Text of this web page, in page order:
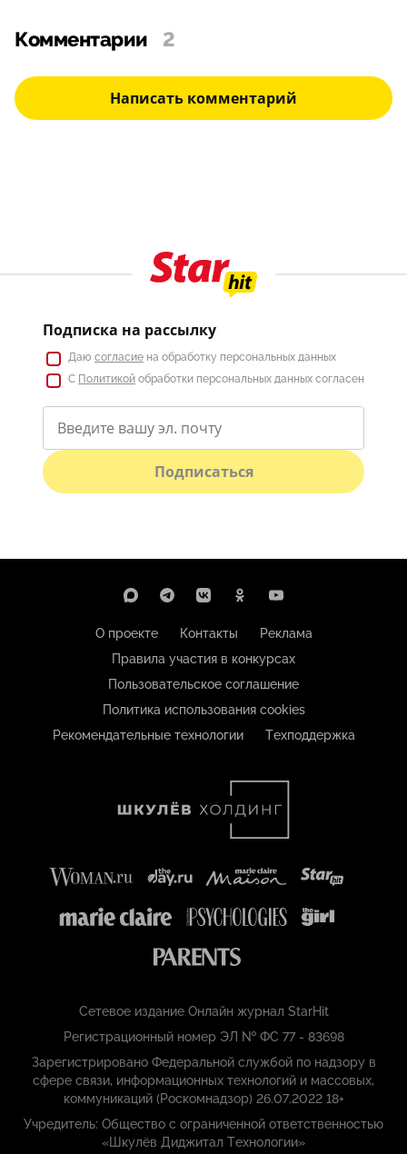
Комментарии 2
Написать комментарий
Подписка на рассылку
Даю согласие на обработку персональных данных
С Политикой обработки персональных данных согласен
Подписаться
О проекте Контакты
Реклама
Правила участия в конкурсах
Пользовательское соглашение
Политика использования cookies
Рекомендательные технологии
Техподдержка
Сетевое издание Онлайн журнал StarHit
Регистрационный номер ЭЛ № ФС 77 - 83698
Зарегистрировано Федеральной службой по надзору в
сфере связи, информационных технологий и массовых,
коммуникаций (Роскомнадзор) 26.07.2022 18+
Учредитель: Общество с ограниченной ответственностью
«Шкулёв Диджитал Технологии»